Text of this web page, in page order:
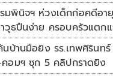
มพินิจฯ ห่วงเด็กก่อคดีอา
าวุธปืนง่าย ครอบครัวแตก
คัญ
นบ้านมือยิง รร.เทพศิรินท
อมฯ ซุก 5 คลิปกราดยิง